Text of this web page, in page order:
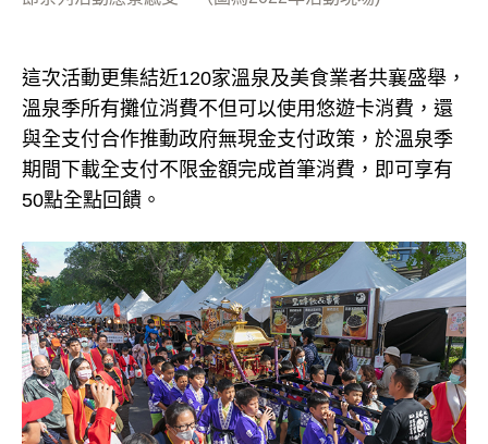
這次活動更集結近120家溫泉及美食業者共襄盛舉，
溫泉季所有攤位消費不但可以使用悠遊卡消費，還
與全支付合作推動政府無現金支付政策，於溫泉季
期間下載全支付不限金額完成首筆消費，即可享有
50點全點回饋。